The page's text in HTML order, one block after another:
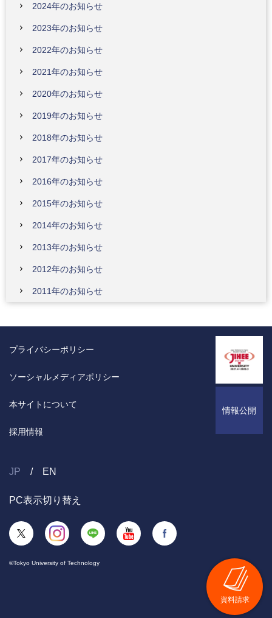
2024年のお知らせ
2023年のお知らせ
2022年のお知らせ
2021年のお知らせ
2020年のお知らせ
2019年のお知らせ
2018年のお知らせ
2017年のお知らせ
2016年のお知らせ
2015年のお知らせ
2014年のお知らせ
2013年のお知らせ
2012年のお知らせ
2011年のお知らせ
情報公開
プライバシーポリシー
ソーシャルメディアポリシー
本サイトについて
採用情報
JP EN
PC表示切り替え
©Tokyo University of Technology
資料請求